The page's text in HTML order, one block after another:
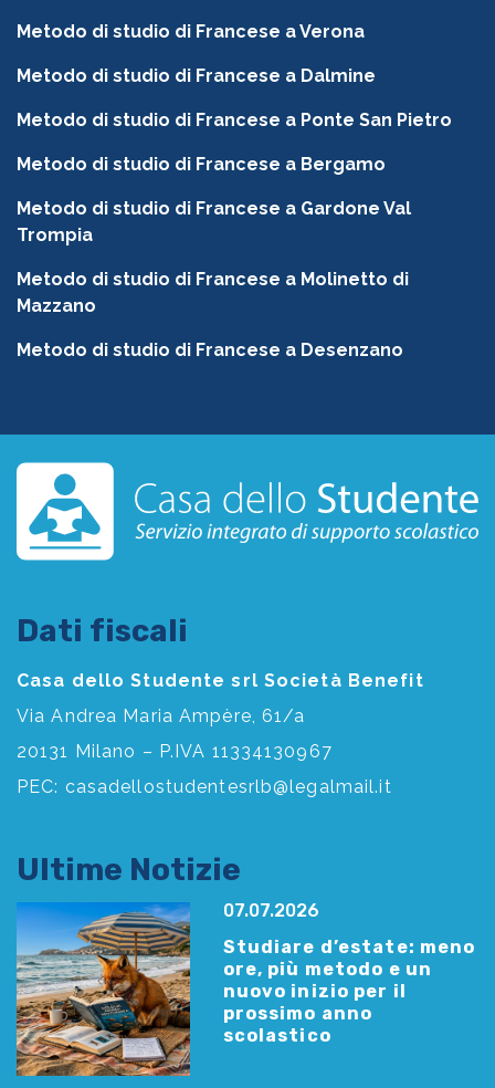
Metodo di studio di Francese a Verona
Metodo di studio di Francese a Dalmine
Metodo di studio di Francese a Ponte San Pietro
Metodo di studio di Francese a Bergamo
Metodo di studio di Francese a Gardone Val
Trompia
Metodo di studio di Francese a Molinetto di
Mazzano
Metodo di studio di Francese a Desenzano
Dati fiscali
Casa dello Studente srl Società Benefit
Via Andrea Maria Ampère, 61/a
20131 Milano – P.IVA 11334130967
PEC: casadellostudentesrlb@legalmail.it
Ultime Notizie
07.07.2026
Studiare d’estate: meno
ore, più metodo e un
nuovo inizio per il
prossimo anno
scolastico